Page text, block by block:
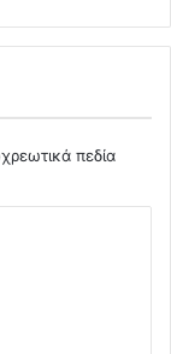
πεδία